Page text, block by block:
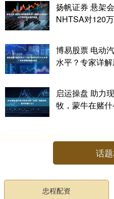
扬帆证券 悬架
NHTSA对120
博易股票 电动
水平？专家详
启运操盘 助力
牧，蒙牛在赌什
话
忠程配资